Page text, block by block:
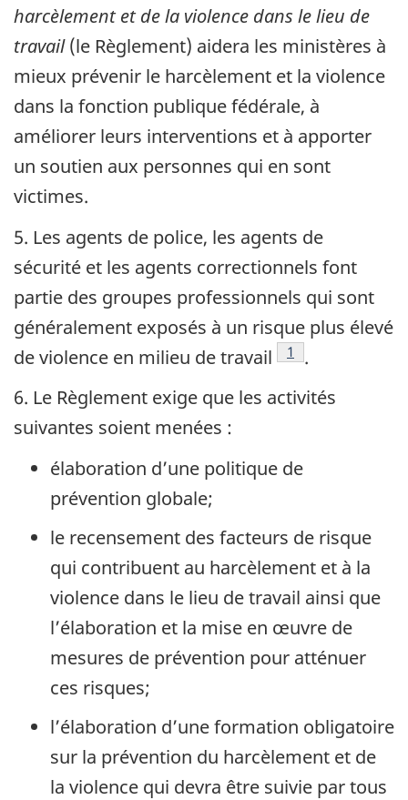
harcèlement et de la violence dans le lieu de
travail(le Règlement) aidera les ministères à
mieux prévenir le harcèlement et la violence
dans la fonction publique fédérale, à
améliorer leurs interventions et à apporter
un soutien aux personnes qui en sont
victimes.
5. Les agents de police, les agents de
sécurité et les agents correctionnels font
partie des groupes professionnels qui sont
généralement exposés à un risque plus élevé
de violence en milieu de travail
Note de bas de
1
.
6. Le Règlement exige que les activités
suivantes soient menées :
élaboration d’une politique de
prévention globale;
le recensement des facteurs de risque
qui contribuent au harcèlement et à la
violence dans le lieu de travail ainsi que
l’élaboration et la mise en œuvre de
mesures de prévention pour atténuer
ces risques;
l’élaboration d’une formation obligatoire
sur la prévention du harcèlement et de
la violence qui devra être suivie par tous